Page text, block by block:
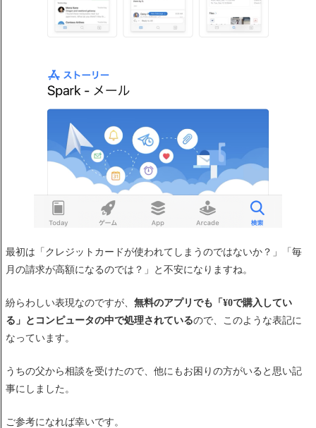
最初は「クレジットカードが使われてしまうのではないか？」「毎
月の請求が高額になるのでは？」と不安になりますね。
紛らわしい表現なのですが、 無料のアプリでも「¥0で購入してい
る」とコンピュータの中で処理されているので、このような表記に
なっています。
うちの父から相談を受けたので、他にもお困りの方がいると思い記
事にしました。
ご参考になれば幸いです。